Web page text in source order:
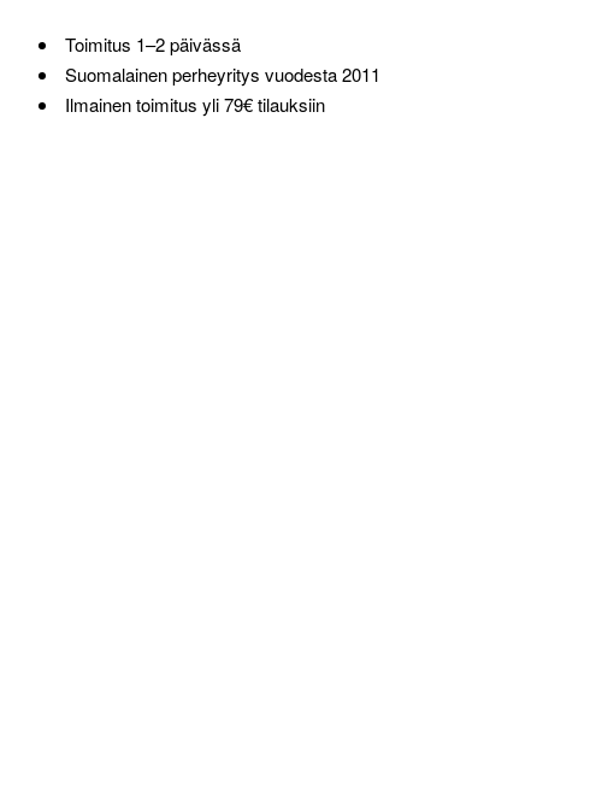
Toimitus 1–2 päivässä
Suomalainen perheyritys vuodesta 2011
Ilmainen toimitus yli 79€ tilauksiin